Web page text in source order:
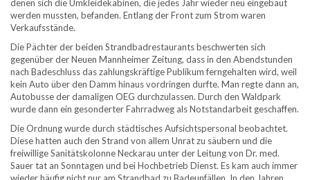
denen sich die Umkleidekabinen, die jedes Jahr wieder neu eingebaut
werden mussten, befanden. Entlang der Front zum Strom waren
Verkaufsstände.
Die Pächter der beiden Strandbadrestaurants beschwerten sich
gegenüber der Neuen Mannheimer Zeitung, dass in den Abendstunden
nach Badeschluss das zahlungskräftige Publikum ferngehalten wird, weil
kein Auto über den Damm hinaus vordringen durfte. Man regte dann an,
Autobusse der damaligen OEG durchzulassen. Durch den Waldpark
wurde dann ein gesonderter Fahrradweg als Notstandarbeit geschaffen.
Die Ordnung wurde durch städtisches Aufsichtspersonal beobachtet.
Diese hatten auch den Strand von allem Unrat zu säubern und die
freiwillige Sanitätskolonne Neckarau unter der Leitung von Dr. med.
Sauer tat an Sonntagen und bei Hochbetrieb Dienst. Es kam auch immer